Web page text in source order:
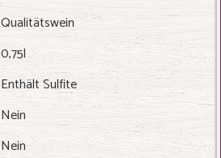
Qualitätswein
0,75l
Enthält Sulfite
Nein
Nein